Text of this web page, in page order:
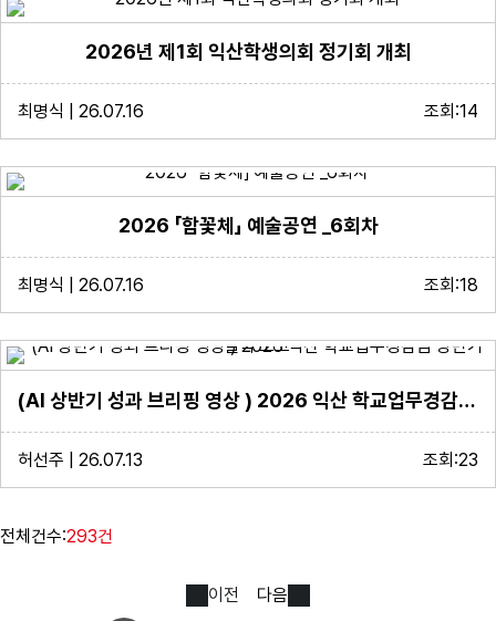
2026년 제1회 익산학생의회 정기회 개최
최명식 | 26.07.16 조회:14
2026 「함꽃체」 예술공연 _6회차
최명식 | 26.07.16 조회:18
(AI 상반기 성과 브리핑 영상 ) 2026 익산 학교업무경감팀 상반기 실적 보고
허선주 | 26.07.13 조회:23
전체건수:293건
이전 다음